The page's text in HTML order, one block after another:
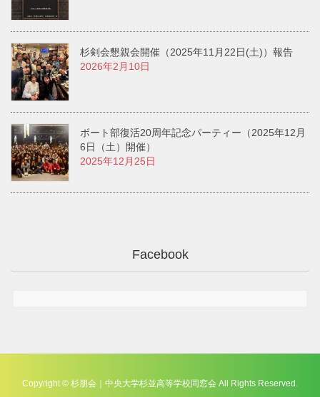
杉剣会懇親会開催（2025年11月22日(土)）報告
2026年2月10日
ボート部復活20周年記念パーティー（2025年12月
6日（土）開催）
2025年12月25日
Facebook
Copyright © 杉朋会｜中央大学杉並高等学校同窓会 All Rights Reserved.